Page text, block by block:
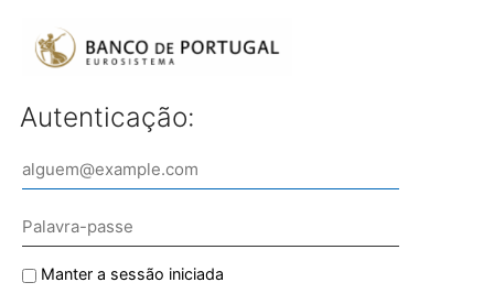
Autenticação:
Manter a sessão iniciada